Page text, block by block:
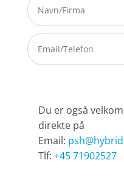
Du er også
direkte på
Email:
Tlf: +45 71902527